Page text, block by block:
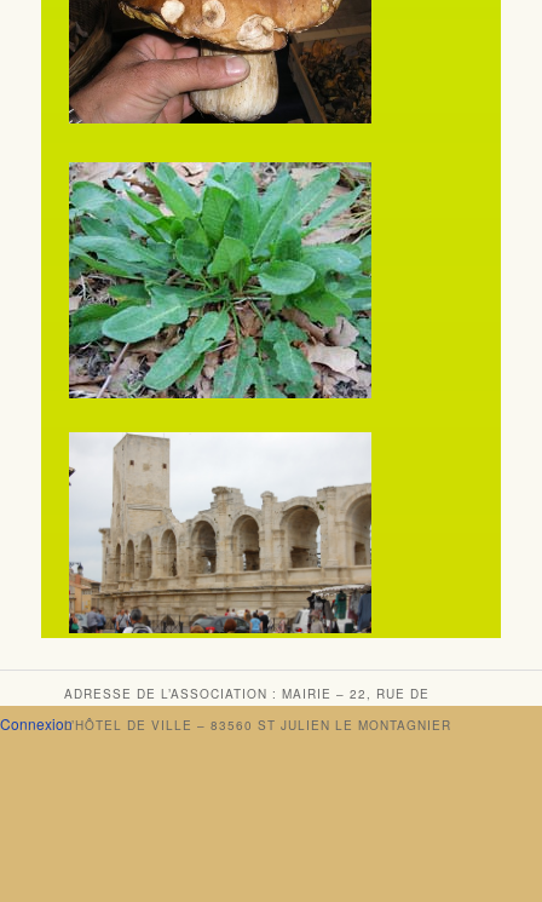
ADRESSE DE L’ASSOCIATION : MAIRIE – 22, RUE DE
L’HÔTEL DE VILLE – 83560 ST JULIEN LE MONTAGNIER
Connexion